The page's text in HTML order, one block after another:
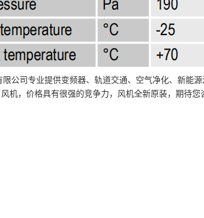
限公司专业提供变频器、轨道交通、空气净化、新能
风机，价格具有很强的竞争力，风机全新原装，期待您